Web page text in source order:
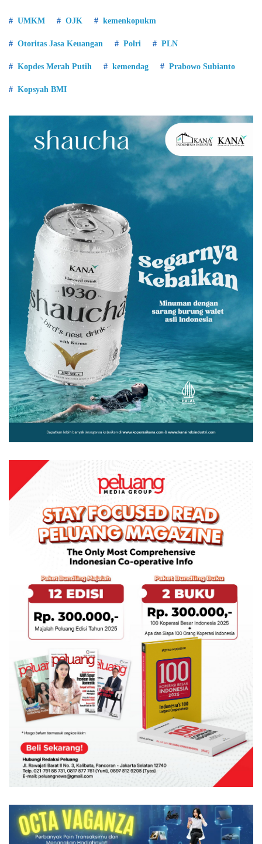
UMKM OJK kemenkopukm
Otoritas Jasa Keuangan Polri PLN
Kopdes Merah Putih kemendag Prabowo Subianto
Kopsyah BMI